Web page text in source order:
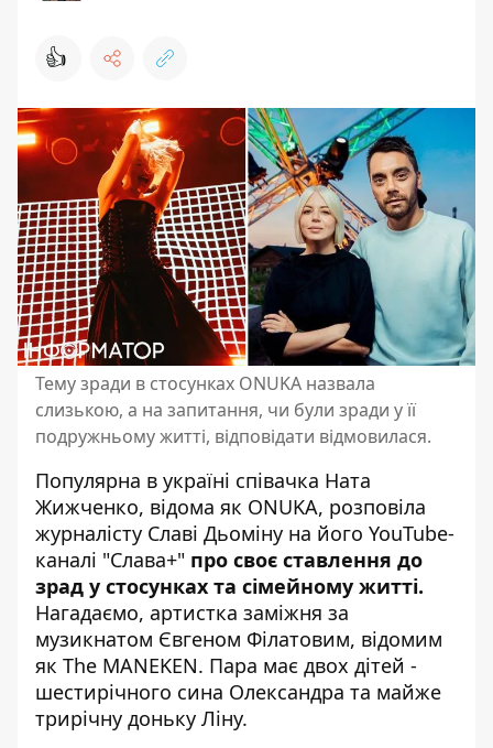
👍
Тему зради в стосунках ONUKA назвала
слизькою, а на запитання, чи були зради у її
подружньому житті, відповідати відмовилася.
Популярна в україні співачка Ната
Жижченко, відома як ONUKA, розповіла
журналісту Славі Дьоміну на його YouTube-
каналі "Слава+" про своє ставлення до
зрад у стосунках та сімейному житті.
Нагадаємо, артистка заміжня за
музикнатом Євгеном Філатовим, відомим
як The MANEKEN. Пара має двох дітей -
шестирічного сина Олександра та майже
трирічну доньку Ліну.